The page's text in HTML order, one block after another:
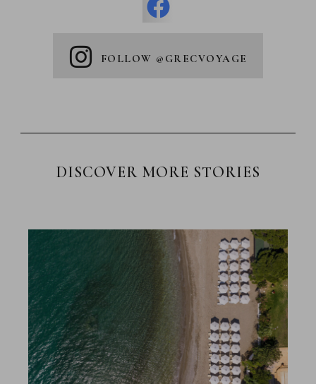
FOLLOW @GRECVOYAGE
DISCOVER MORE STORIES